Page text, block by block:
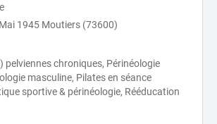
1945 Moutiers (73600)
pelviennes chroniques, Périnéologie
masculine, Pilates en séance
sportive & périnéologie, Rééducation